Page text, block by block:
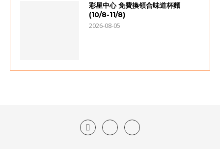
彩星中心 免費換領合味道杯麵
(10/8-11/8)
2026-08-05